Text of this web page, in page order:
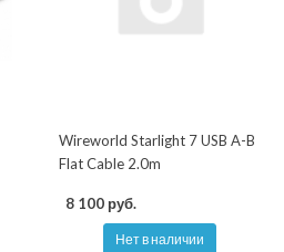
Wireworld Starlight 7 USB A-B
Flat Cable 2.0m
8 100 руб.
Нет в наличии